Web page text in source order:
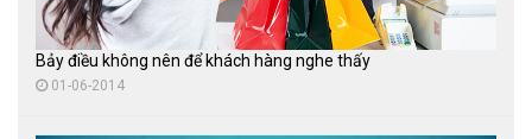
Bảy điều không nên để khách hàng nghe thấy
01-06-2014